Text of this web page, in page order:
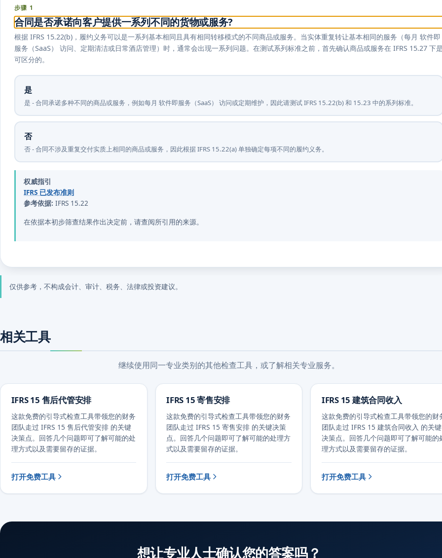
步骤 1
合同是否承诺向客户提供一系列不同的货物或服务?
根据 IFRS 15.22(b)，履约义务可以是一系列基本相同且具有相同转移模式的不同商品或服务。当实体重复转让基本相同的服务（每月 软件即
服务（SaaS） 访问、定期清洁或日常酒店管理）时，通常会出现一系列问题。在测试系列标准之前，首先确认商品或服务在 IFRS 15.27 下
可区分的。
是
是 - 合同承诺多种不同的商品或服务，例如每月 软件即服务（SaaS） 访问或定期维护，因此请测试 IFRS 15.22(b) 和 15.23 中的系列标准。
否
否 - 合同不涉及重复交付实质上相同的商品或服务，因此根据 IFRS 15.22(a) 单独确定每项不同的履约义务。
权威指引
IFRS 已发布准则
参考依据: IFRS 15.22
在依据本初步筛查结果作出决定前，请查阅所引用的来源。
仅供参考，不构成会计、审计、税务、法律或投资建议。
相关工具
继续使用同一专业类别的其他检查工具，或了解相关专业服务。
IFRS 15 售后代管安排
这款免费的引导式检查工具带领您的财务
团队走过 IFRS 15 售后代管安排 的关键
决策点。回答几个问题即可了解可能的处
理方式以及需要留存的证据。
打开免费工具
IFRS 15 寄售安排
这款免费的引导式检查工具带领您的财务
团队走过 IFRS 15 寄售安排 的关键决策
点。回答几个问题即可了解可能的处理方
式以及需要留存的证据。
打开免费工具
IFRS 15 建筑合同收入
这款免费的引导式检查工具带领您的财
团队走过 IFRS 15 建筑合同收入 的关键
决策点。回答几个问题即可了解可能的
理方式以及需要留存的证据。
打开免费工具
想让专业人士确认您的答案吗？